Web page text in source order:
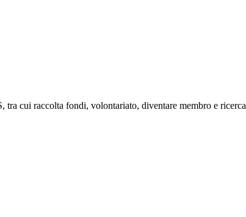
cui raccolta fondi, volontariato, diventare membro e ricerca